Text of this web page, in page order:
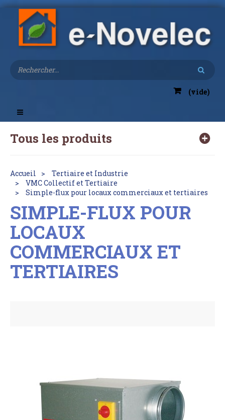
(vide)
Toggle
navigation
Tous les produits
Accueil
Tertiaire et Industrie
VMC Collectif et Tertiaire
Simple-flux pour locaux commerciaux et tertiaires
SIMPLE-FLUX POUR
LOCAUX
COMMERCIAUX ET
TERTIAIRES